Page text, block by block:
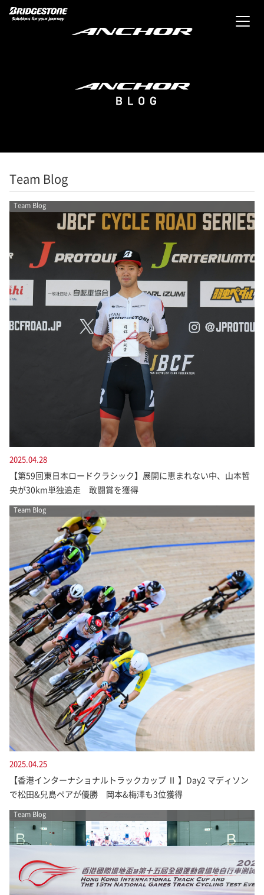
Team Blog
Team Blog
2025.04.28
【第59回東日本ロードクラシック】展開に恵まれない中、山本哲
央が30km単独追走 敢闘賞を獲得
Team Blog
2025.04.25
【香港インターナショナルトラックカップ Ⅱ 】Day2 マディソン
で松田&兒島ペアが優勝 岡本&梅澤も3位獲得
Team Blog